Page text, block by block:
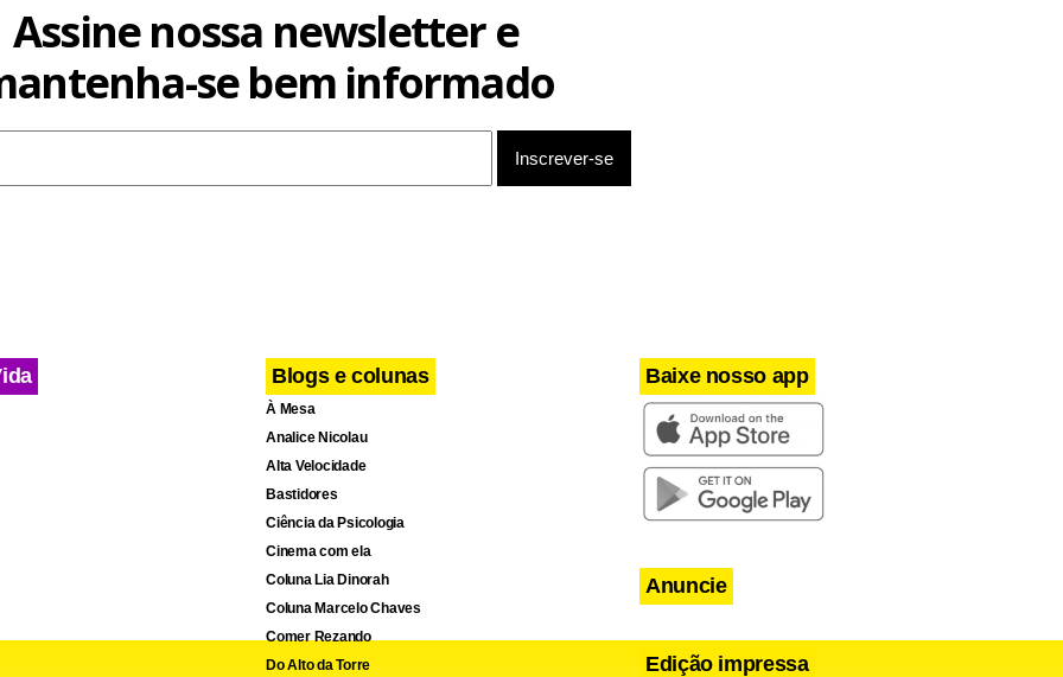
Assine nossa newsletter e
se bem informado
Blogs e colunas
À Mesa
Analice Nicolau
Alta Velocidade
Bastidores
Ciência da Psicologia
Cinema com ela
Coluna Lia Dinorah
Coluna Marcelo Chaves
Comer Rezando
Do Alto da Torre
Baixe nosso app
Anuncie
Edição impressa